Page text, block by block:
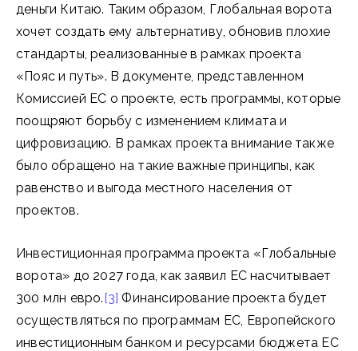
деньги Китаю. Таким образом, Глобальная ворота
хочет создать ему альтернативу, обновив плохие
стандарты, реализованные в рамках проекта
«Пояс и путь». В документе, представленном
Комиссией ЕС о проекте, есть программы, которые
поощряют борьбу с изменением климата и
цифровизацию. В рамках проекта внимание также
было обращено на такие важные принципы, как
равенство и выгода местного населения от
проектов.
Инвестиционная программа проекта «Глобальные
ворота» до 2027 года, как заявил ЕС насчитывает
300 млн евро.[3] Финансирование проекта будет
осуществляться по программам ЕС, Европейского
инвестиционным банком и ресурсами бюджета ЕС